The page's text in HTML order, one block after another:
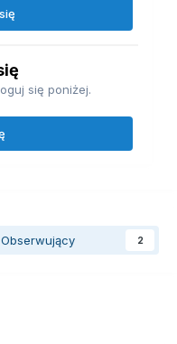
się poniżej.
Obserwujący 2